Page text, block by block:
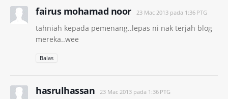
fairus mohamad noor 23 Mac 2013 pada 1:36 PTG
tahniah kepada pemenang..lepas ni nak terjah blog
mereka..wee
Balas
hasrulhassan 23 Mac 2013 pada 1:36 PTG